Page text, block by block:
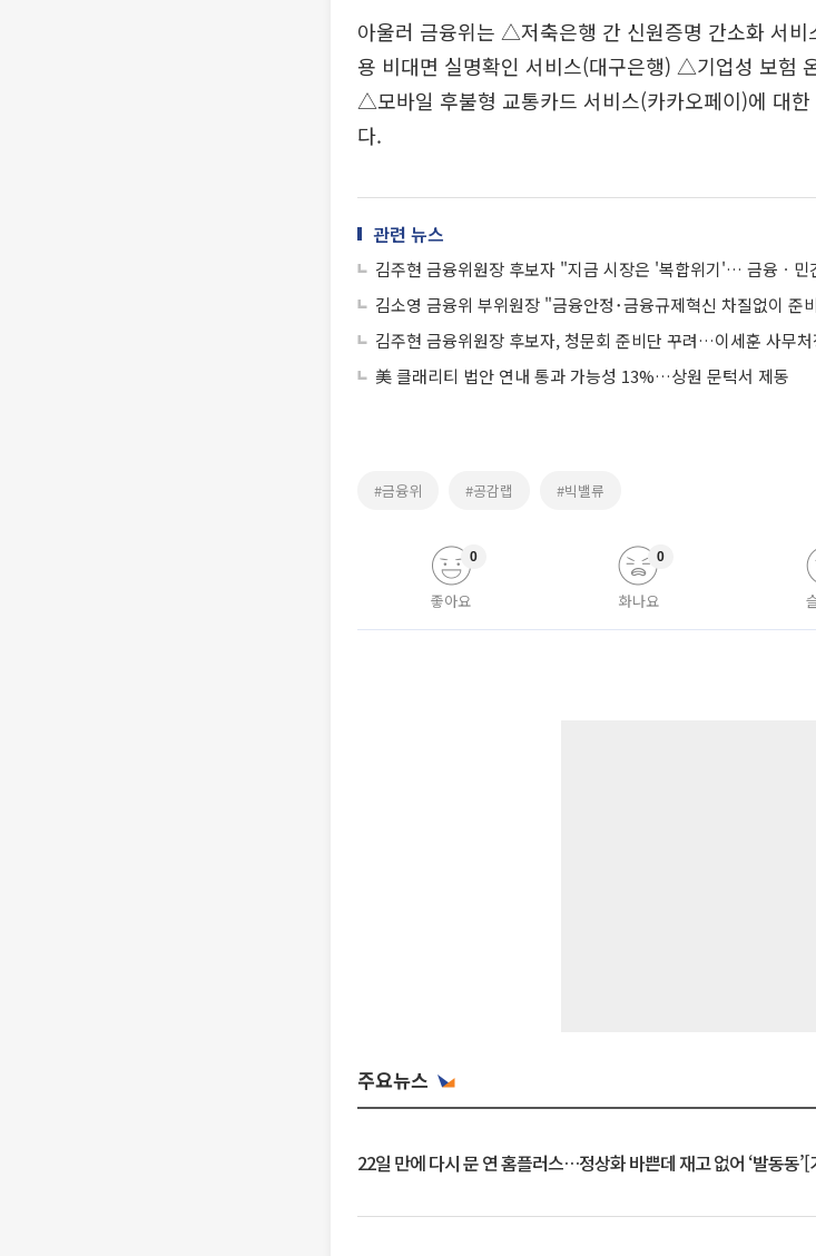
아울러 금융위는 △저축은행 간 신원증명 간소화 서
용 비대면 실명확인 서비스(대구은행) △기업성 보험
△모바일 후불형 교통카드 서비스(카카오페이)에 대
다.
관련 뉴스
김주현 금융위원장 후보자 "지금 시장은 '복합위기'… 금융ㆍ민
김소영 금융위 부위원장 "금융안정･금융규제혁신 차질없이 준
김주현 금융위원장 후보자, 청문회 준비단 꾸려…이세훈 사무
美 클래리티 법안 연내 통과 가능성 13%…상원 문턱서 제동
#금융위 #공감랩 #빅밸류
좋아요
0
화나요
0
주요뉴스
22일 만에 다시 문 연 홈플러스…정상화 바쁜데 재고 없어 ‘발동동’[